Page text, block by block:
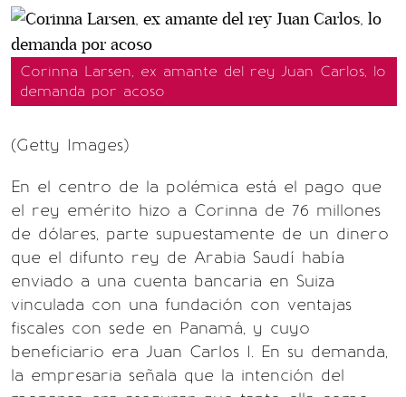
Corinna Larsen, ex amante del rey Juan Carlos, lo
demanda por acoso
(Getty Images)
En el centro de la polémica está el pago que
el rey emérito hizo a Corinna de 76 millones
de dólares, parte supuestamente de un dinero
que el difunto rey de Arabia Saudí había
enviado a una cuenta bancaria en Suiza
vinculada con una fundación con ventajas
fiscales con sede en Panamá, y cuyo
beneficiario era Juan Carlos I. En su demanda,
la empresaria señala que la intención del